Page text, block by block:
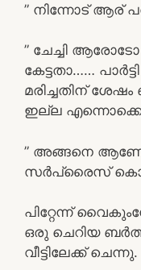
” നിന്നോട് ആര്
” ചേച്ചി
കേട്ടതാ……
മരിച്ചതിന്
ഇല്ല
” അങ്ങനെ ആണോ
സർപ്രൈസ്
പിറ്റേന്ന്
ഒരു ചെറിയ
വീട്ടിലേക്ക് ചെന്നു.